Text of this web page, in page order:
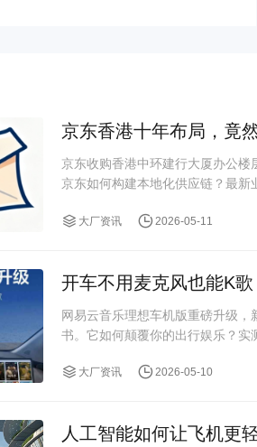
京东香港十年布局，竟
京东收购香港中环建行大厦办公楼
京东如何构建本地化供应链？最新
大厂资讯 2026-05-11
开车不用麦克风也能K
网易云音乐理想车机版重磅升级
书。它如何颠覆你的出行娱乐？实
大厂资讯 2026-05-10
人工智能如何让飞机更